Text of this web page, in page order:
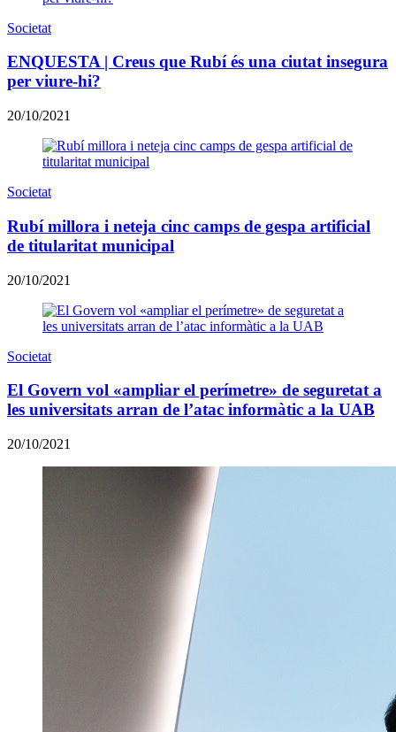
Societat
ENQUESTA | Creus que Rubí és una ciutat insegura
per viure-hi?
20/10/2021
Societat
Rubí millora i neteja cinc camps de gespa artificial
de titularitat municipal
20/10/2021
Societat
El Govern vol «ampliar el perímetre» de seguretat a
les universitats arran de l’atac informàtic a la UAB
20/10/2021